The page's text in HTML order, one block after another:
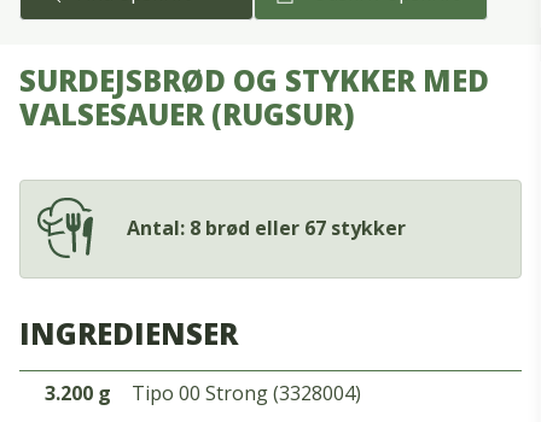
SURDEJSBRØD OG STYKKER MED
VALSESAUER (RUGSUR)
Antal: 8 brød eller 67 stykker
INGREDIENSER
3.200 g
Tipo 00 Strong (3328004)